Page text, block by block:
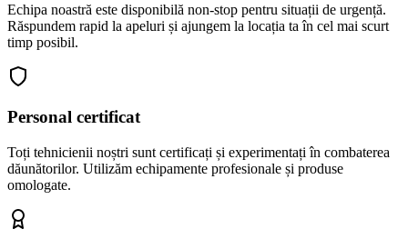
Echipa noastră este disponibilă non-stop pentru situații de urgență.
Răspundem rapid la apeluri și ajungem la locația ta în cel mai scurt
timp posibil.
Personal certificat
Toți tehnicienii noștri sunt certificați și experimentați în combaterea
dăunătorilor. Utilizăm echipamente profesionale și produse
omologate.